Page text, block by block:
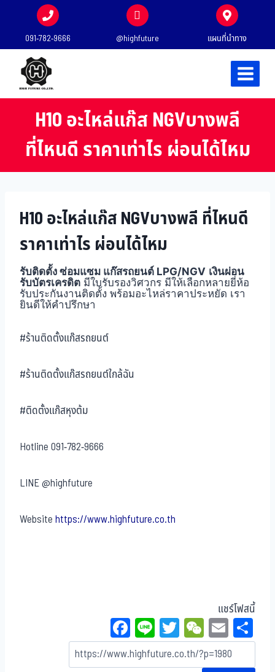
091-782-9666 @highfuture แผนที่นำทาง
H10 อะไหล่แก๊ส NGVบางพลี
ที่ไหนดี ราคาเท่าไร ผ่อนได้ไหม
H10 อะไหล่แก๊ส NGVบางพลี ที่ไหนดี
ราคาเท่าไร ผ่อนได้ไหม
รับติดตั้ง ซ่อมแซม แก๊สรถยนต์ LPG/NGV เงินผ่อน
รับบัตรเครดิต มีใบรับรองวิศวกร มีให้เลือกหลายยี่ห้อ
รับประกันงานติดตั้ง พร้อมอะไหล่ราคาประหยัด เรา
ยินดีให้คำปรึกษา
#ร้านติดตั้งแก๊สรถยนต์
#ร้านติดตั้งแก๊สรถยนต์ใกล้ฉัน
#ติดตั้งแก๊สหุงต้ม
Hotline091-782-9666
LINE@highfuture
Websitehttps://www.highfuture.co.th
แชร์โฟสนี้
Fa
ce
Li
ne
T
wi
W
eC
E
m